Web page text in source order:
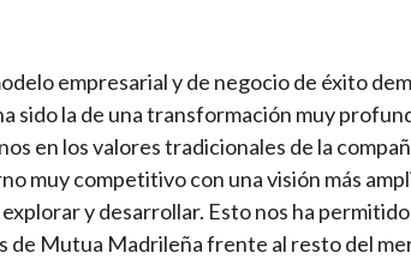
empresarial y de negocio de éxito
sido la de una transformación muy
en los valores tradicionales de la
muy competitivo con una visión más
y desarrollar. Esto nos ha
de Mutua Madrileña frente al resto del